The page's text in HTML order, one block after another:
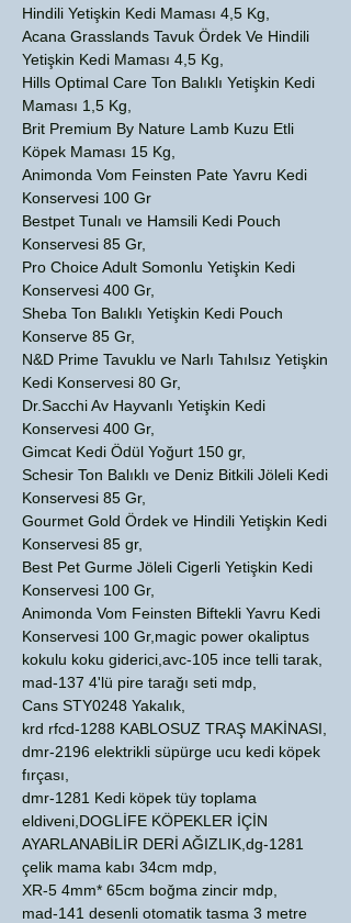
Hindili Yetişkin Kedi Maması 4,5 Kg,
Acana Grasslands Tavuk Ördek Ve Hindili
Yetişkin Kedi Maması 4,5 Kg,
Hills Optimal Care Ton Balıklı Yetişkin Kedi
Maması 1,5 Kg,
Brit Premium By Nature Lamb Kuzu Etli
Köpek Maması 15 Kg,
Animonda Vom Feinsten Pate Yavru Kedi
Konservesi 100 Gr
Bestpet Tunalı ve Hamsili Kedi Pouch
Konservesi 85 Gr,
Pro Choice Adult Somonlu Yetişkin Kedi
Konservesi 400 Gr,
Sheba Ton Balıklı Yetişkin Kedi Pouch
Konserve 85 Gr,
N&D Prime Tavuklu ve Narlı Tahılsız Yetişkin
Kedi Konservesi 80 Gr,
Dr.Sacchi Av Hayvanlı Yetişkin Kedi
Konservesi 400 Gr,
Gimcat Kedi Ödül Yoğurt 150 gr,
Schesir Ton Balıklı ve Deniz Bitkili Jöleli Kedi
Konservesi 85 Gr,
Gourmet Gold Ördek ve Hindili Yetişkin Kedi
Konservesi 85 gr,
Best Pet Gurme Jöleli Cigerli Yetişkin Kedi
Konservesi 100 Gr,
Animonda Vom Feinsten Biftekli Yavru Kedi
Konservesi 100 Gr,magic power okaliptus
kokulu koku giderici,avc-105 ince telli tarak,
mad-137 4'lü pire tarağı seti mdp,
Cans STY0248 Yakalık,
krd rfcd-1288 KABLOSUZ TRAŞ MAKİNASI,
dmr-2196 elektrikli süpürge ucu kedi köpek
fırçası,
dmr-1281 Kedi köpek tüy toplama
eldiveni,DOGLİFE KÖPEKLER İÇİN
AYARLANABİLİR DERİ AĞIZLIK,dg-1281
çelik mama kabı 34cm mdp,
XR-5 4mm* 65cm boğma zincir mdp,
mad-141 desenli otomatik tasma 3 metre